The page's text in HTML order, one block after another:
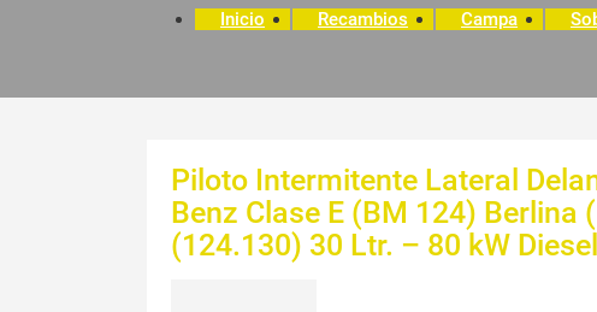
Inicio Recambios Campa
Piloto Intermitente Lateral
Benz Clase E (BM 124) Berlina
(124.130) 30 Ltr. – 80 kW Diesel